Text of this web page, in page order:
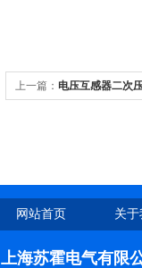
上一篇： 电压互感器二次
网站首页 关
上海苏霍电气有限